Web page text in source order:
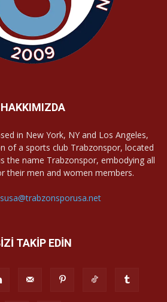
HAKKIMIZDA
in New York, NY and Los Angeles,
of a sports club Trabzonspor, located
the name Trabzonspor, embodying all
their men and women members.
TAKİP EDİN